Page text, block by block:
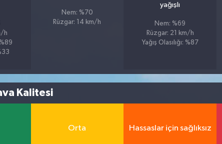
h
Nem: %70
Rüzgar: 14 km/h
yağışlı
Nem: %69
Rüzgar: 21 km/h
Yağış Olasılığı: %87
Kalitesi
Orta Hassaslar için sağlıksız